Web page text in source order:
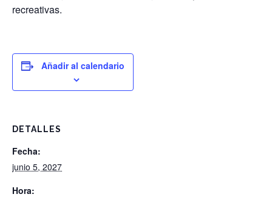
recreativas.
Añadir al calendario
DETALLES
Fecha:
junio 5, 2027
Hora: